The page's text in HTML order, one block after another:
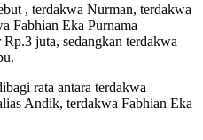
, terdakwa Nurman, terdakwa
Fabhian Eka Purnama
juta, sedangkan terdakwa
rata antara terdakwa
Andik, terdakwa Fabhian Eka